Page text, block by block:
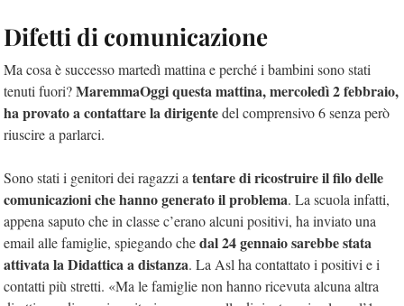
Difetti di comunicazione
Ma cosa è successo martedì mattina e perché i bambini sono stati
tenuti fuori?MaremmaOggi questa mattina, mercoledì 2 febbraio,
ha provato a contattare la dirigentedel comprensivo 6 senza però
riuscire a parlarci.
Sono stati i genitori dei ragazzi atentare di ricostruire il filo delle
comunicazioni che hanno generato il problema. La scuola infatti,
appena saputo che in classe c’erano alcuni positivi, ha inviato una
email alle famiglie, spiegando chedal 24 gennaio sarebbe stata
attivata la Didattica a distanza. La Asl ha contattato i positivi e i
contatti più stretti. «Ma le famiglie non hanno ricevuta alcuna altra